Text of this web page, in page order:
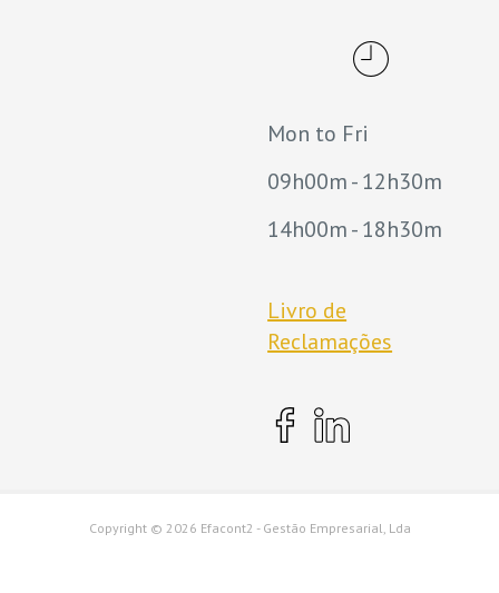
Mon to Fri
09h00m - 12h30m
14h00m - 18h30m
Livro de
Reclamações
Copyright © 2026 Efacont2 - Gestão Empresarial, Lda